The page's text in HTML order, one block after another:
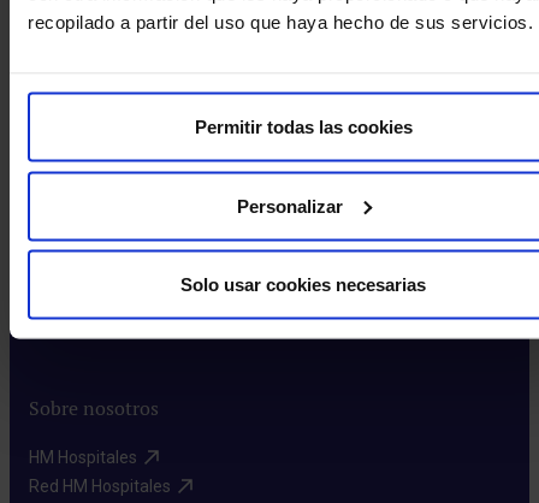
recopilado a partir del uso que haya hecho de sus servicios.
Permitir todas las cookies
Personalizar
Solo usar cookies necesarias
Descarga de forma rápida los resultados de tus pruebas
Descargar resultados
Sobre nosotros
HM Hospitales​
Red HM Hospitales​